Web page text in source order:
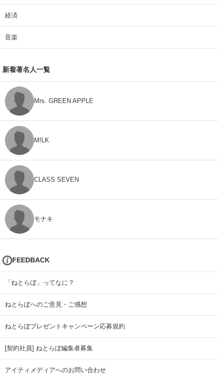
経済
音楽
新着著名人一覧
Mrs. GREEN APPLE
M!LK
CLASS SEVEN
モナキ
FEEDBACK
「ねとらぼ」ってなに？
ねとらぼへのご意見・ご感想
ねとらぼプレゼントキャンペーン応募規約
[契約社員] ねとらぼ編集者募集
アイティメディアへのお問い合わせ